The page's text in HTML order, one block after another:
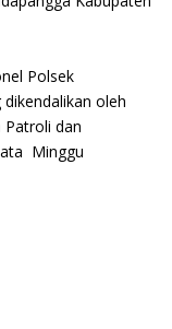
Polsek
oleh
Patroli dan
Minggu